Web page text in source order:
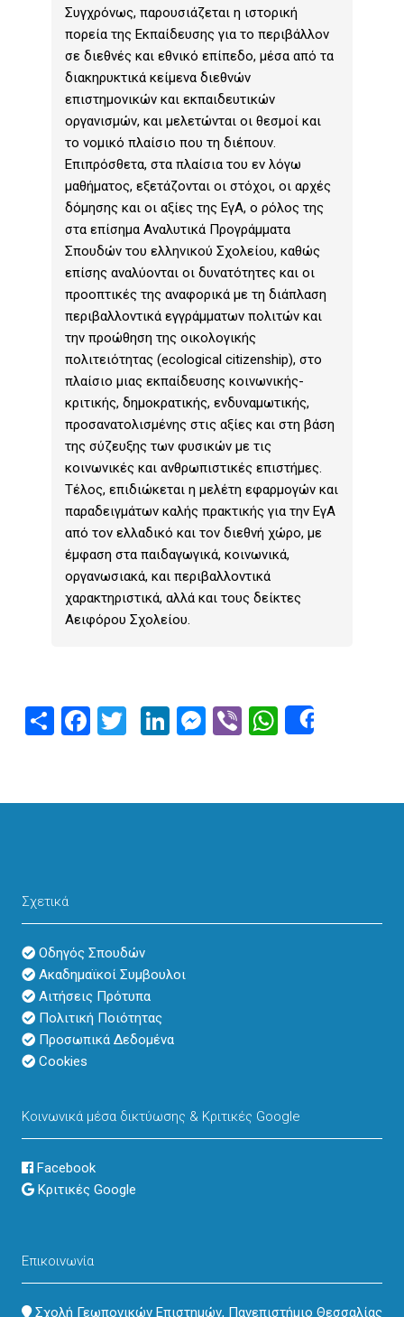
Συγχρόνως, παρουσιάζεται η ιστορική
πορεία της Εκπαίδευσης για το περιβάλλον
σε διεθνές και εθνικό επίπεδο, μέσα από τα
διακηρυκτικά κείμενα διεθνών
επιστημονικών και εκπαιδευτικών
οργανισμών, και μελετώνται οι θεσμοί και
το νομικό πλαίσιο που τη διέπουν.
Επιπρόσθετα, στα πλαίσια του εν λόγω
μαθήματος, εξετάζονται οι στόχοι, οι αρχές
δόμησης και οι αξίες της ΕγΑ, ο ρόλος της
στα επίσημα Αναλυτικά Προγράμματα
Σπουδών του ελληνικού Σχολείου, καθώς
επίσης αναλύονται οι δυνατότητες και οι
προοπτικές της αναφορικά με τη διάπλαση
περιβαλλοντικά εγγράμματων πολιτών και
την προώθηση της οικολογικής
πολιτειότητας (ecological citizenship), στο
πλαίσιο μιας εκπαίδευσης κοινωνικής-
κριτικής, δημοκρατικής, ενδυναμωτικής,
προσανατολισμένης στις αξίες και στη βάση
της σύζευξης των φυσικών με τις
κοινωνικές και ανθρωπιστικές επιστήμες.
Τέλος, επιδιώκεται η μελέτη εφαρμογών και
παραδειγμάτων καλής πρακτικής για την ΕγΑ
από τον ελλαδικό και τον διεθνή χώρο, με
έμφαση στα παιδαγωγικά, κοινωνικά,
οργανωσιακά, και περιβαλλοντικά
χαρακτηριστικά, αλλά και τους δείκτες
Αειφόρου Σχολείου.
ShareFacebook
TwitterLinkedIn
Messenger
Viber
Σχετικά
Οδηγός Σπουδών
Ακαδημαϊκοί Συμβουλοι
Αιτήσεις Πρότυπα
Πολιτική Ποιότητας
Προσωπικά Δεδομένα
Cookies
Κοινωνικά μέσα δικτύωσης & Κριτικές Google
Facebook
Κριτικές Google
Επικοινωνία
address
Σχολή Γεωπονικών Επιστημών, Πανεπιστήμιο Θεσσαλίας